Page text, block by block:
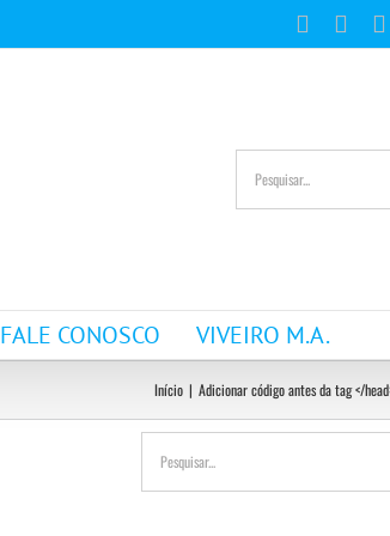
Facebook
Buscar
resultados
para:
FALE CONOSCO VIVEIRO M.A.
Início | Adicionar código antes da tag </
Buscar
resultados
para: